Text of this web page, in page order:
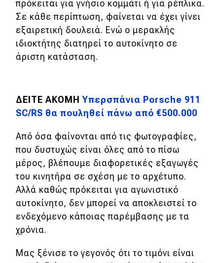
MOTO
Μεταχειρισμένο
Συμβουλές
ΚΤΕΟ
Οδική βοήθεια
eDRIVE
DRIVE USED
πρόκειται για γνήσιο κομμάτι ή για ρέπλικα.
Σε κάθε περίπτωση, φαίνεται να έχει γίνει
εξαιρετική δουλειά. Ενώ ο μερακλής
ιδιοκτήτης διατηρεί το αυτοκίνητο σε
άριστη κατάσταση.
ΔΕΙΤΕ ΑΚΟΜΗΥπερσπάνια Porsche 911
SC/RS θα πουληθεί πάνω από €500.000
Από όσα φαίνονται από τις φωτογραφίες,
που δυστυχώς είναι όλες από το πίσω
μέρος, βλέπουμε διαφορετικές εξαγωγές
του κινητήρα σε σχέση με το αρχέτυπο.
Αλλά καθώς πρόκειται για αγωνιστικό
αυτοκίνητο, δεν μπορεί να αποκλειστεί το
ενδεχόμενο κάποιας παρέμβασης με τα
χρόνια.
Μας ξένισε το γεγονός ότι το τιμόνι είναι